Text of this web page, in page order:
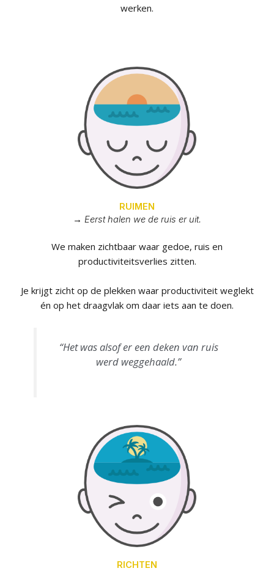
werken.
RUIMEN
→ Eerst halen we de ruis er uit.
We maken zichtbaar waar gedoe, ruis en
productiviteitsverlies zitten.
Je krijgt zicht op de plekken waar productiviteit weglekt
én op het draagvlak om daar iets aan te doen.
“Het was alsof er een deken van ruis
werd weggehaald.”
RICHTEN